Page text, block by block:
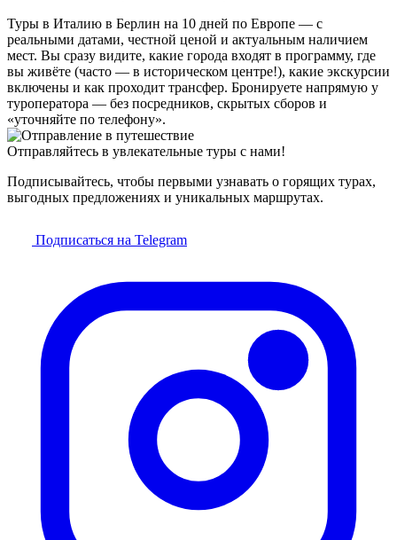
Туры в Италию в Берлин на 10 дней по Европе — с
реальными датами, честной ценой и актуальным наличием
мест. Вы сразу видите, какие города входят в программу, где
вы живёте (часто — в историческом центре!), какие экскурсии
включены и как проходит трансфер. Бронируете напрямую у
туроператора — без посредников, скрытых сборов и
«уточняйте по телефону».
Отправляйтесь в увлекательные туры с нами!
Подписывайтесь, чтобы первыми узнавать о горящих турах,
выгодных предложениях и уникальных маршрутах.
Подписаться на Telegram